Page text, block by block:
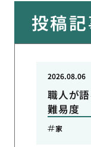
投稿
職人が
難易度
2026.08.06
家